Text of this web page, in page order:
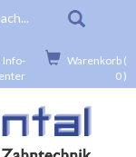
Info-
Warenkorb (
0 )